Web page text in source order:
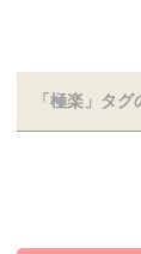
「極楽」タ